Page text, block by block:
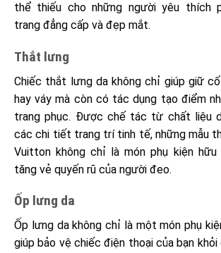
thể thiếu cho những người yêu thích
trang đẳng cấp và đẹp mắt.
Thắt lưng
Chiếc thắt lưng da không chỉ giúp giữ
hay váy mà còn có tác dụng tạo điểm
trang phục. Được chế tác từ chất liệu
các chi tiết trang trí tinh tế, những mẫu
Vuitton không chỉ là món phụ kiện
tăng vẻ quyến rũ của người đeo.
Ốp lưng da
Ốp lưng da không chỉ là một món phụ
giúp bảo vệ chiếc điện thoại của bạn